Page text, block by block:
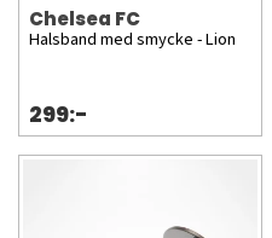
Chelsea FC
Halsband med smycke - Lion
299:-